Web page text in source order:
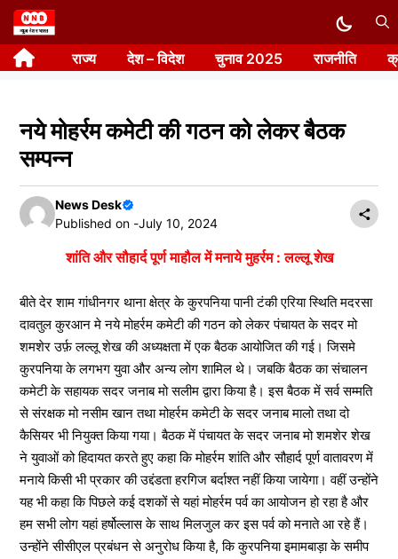
Skip
to
content राज्य देश – विदेश चुनाव 2025 राजनीति
नये मोहर्रम कमेटी की गठन को लेकर बैठक
सम्पन्न
News Desk
Published on -July 10, 2024
शांति और सौहार्द पूर्ण माहौल में मनाये मुहर्रम : लल्लू शेख
बीते देर शाम गांधीनगर थाना क्षेत्र के कुरपनिया पानी टंकी एरिया स्थिति मदरसा
दावतुल कुरआन मे नये मोहर्रम कमेटी की गठन को लेकर पंचायत के सदर मो
शमशेर उर्फ़ लल्लू शेख की अध्यक्षता में एक बैठक आयोजित की गई। जिसमे
कुरपनिया के लगभग युवा और अन्य लोग शामिल थे। जबकि बैठक का संचालन
कमेटी के सहायक सदर जनाब मो सलीम द्वारा किया है। इस बैठक में सर्व सम्मति
से संरक्षक मो नसीम खान तथा मोहर्रम कमेटी के सदर जनाब मालो तथा दो
कैसियर भी नियुक्त किया गया। बैठक में पंचायत के सदर जनाब मो शमशेर शेख
ने युवाओं को हिदायत करते हुए कहा कि मोहर्रम शांति और सौहार्द पूर्ण वातावरण में
मनाये किसी भी प्रकार की उद्दंडता हरगिज बर्दाश्त नहीं किया जायेगा। वहीं उन्होंने
यह भी कहा कि पिछले कई दशकों से यहां मोहर्रम पर्व का आयोजन हो रहा है और
हम सभी लोग यहां हर्षोल्लास के साथ मिलजुल कर इस पर्व को मनाते आ रहे हैं।
उन्होंने सीसीएल प्रबंधन से अनुरोध किया है, कि कुरपनिया इमामबाड़ा के समीप